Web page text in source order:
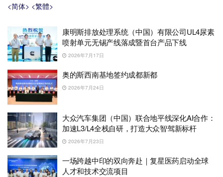
<简体> <繁體>
康明斯排放处理系统（中国）有限公司UL4尿素
喷射单元无锡产线落成暨首台产品下线
2026年7月17日
奥的斯西南基地签约成都新都
2026年7月24日
大众汽车集团（中国）联合地平线深化AI合作：
加速L3/L4全栈自研，打造大众智驾新标杆
2026年7月23日
一场跨越中印的双向奔赴｜复星医药启动全球
人才和技术交流项目